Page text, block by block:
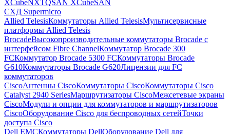
XCubeNXTQSAN XCubeSAN
СХД Supermicro
Allied TelesisКоммутаторы Allied TelesisМультисервисные
платформы Allied Telesis
BrocadeВысокопроизводительные коммутаторы Brocade с
интерфейсом Fibre ChannelКоммутатор Brocade 300
FCКоммутатор Brocade 5300 FCКоммутаторы Brocade
G610Коммутаторы Brocade G620Лицензии для FC
коммутаторов
CiscoАнтенны CiscoКоммутаторы CiscoКоммутаторы Cisco
Catalyst 2940 SeriesМаршрутизаторы CiscoМежсетевые экраны
CiscoМодули и опции для коммутаторов и маршрутизаторов
CiscoОборудование Cisco для беспроводных сетейТочки
доступа Cisco
Dell EMCКоммутаторы DellОборудование Dell для